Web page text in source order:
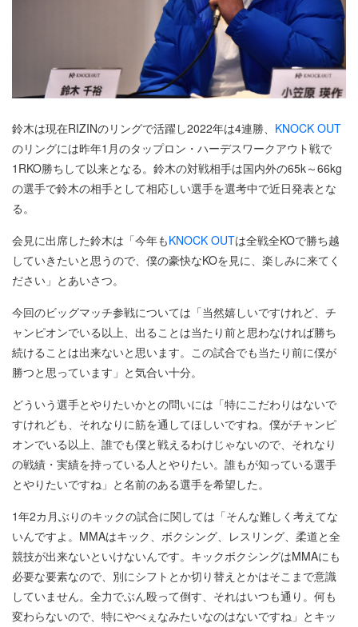
鈴木は現在RIZINのリングで活躍し2022年は4連勝、 KNOCK OUT
のリングには昨年1月のタップロン・ハーデスワークアウト戦で
1RKO勝ちして以来となる。鈴木の対戦相手は国内外の65k～66kg
の選手で鈴木の相手として相応しい選手を選考中で近日発表とな
る。
会見に出席した鈴木は「今年もKNOCK OUTは全戦全KOで勝ち越
していきたいと思うので、僕の豪快なKOを見に、楽しみに来てく
ださい」とあいさつ。
今回のビッグマッチ参戦については「当然嬉しいですけれど、チ
ャンピオンでいる以上、出ることは当たり前と思わなければ勝ち
続けることは出来ないと思います。この試合でも当たり前に僕が
勝つと思っています」と気合い十分。
どういう選手とやりたいかとの問いには「特にこだわりはないで
すけれども、それなりに筋を通してほしいですね。僕がチャンピ
オンでいる以上、誰でも僕と戦えるわけじゃないので、それなり
の戦績・実績を持っている人とやりたい。誰もが知っている選手
とやりたいですね」と名前のある選手を希望した。
1年2カ月ぶりのキックの試合に関しては「そんな難しく考えてな
いんですよ。MMAはキック、ボクシング、レスリング、柔道と全
競技が出来ないといけないんです。キックボクシングはMMAにも
必要な要素なので、別にシフトとか切り替えとかはそこまで意識
していません。全力でぶん殴って倒す、それはいつも通り。何も
変わらないので、特にやべぇなみたいなのはないですね」とキッ